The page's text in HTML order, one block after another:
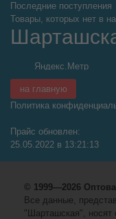
Последние поступления
Товары, которых нет в
на главную
Политика
Прайс обновлен:
25.05.2022 в 13:21:13
© 1999—2026
Все данные,
"Шарташская", носят